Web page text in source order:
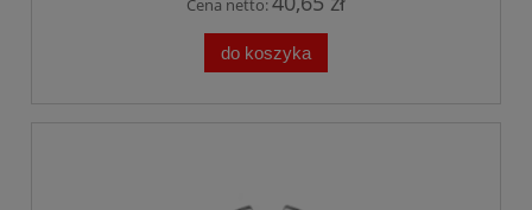
Cena netto:
do koszyka